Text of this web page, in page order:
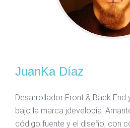
JuanKa Díaz
Desarrollador Front & Back
bajo la marca jdevelopia.
código fuente y el diseño, con